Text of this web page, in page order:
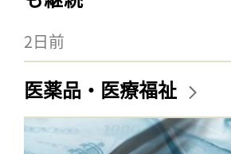
2日前
医薬品・医療福祉